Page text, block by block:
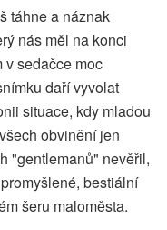
táhne a náznak
nás měl na konci
v sedačce moc
daří vyvolat
situace, kdy mladou
obvinění jen
"gentlemanů" nevěřil,
bestiální
šeru maloměsta.